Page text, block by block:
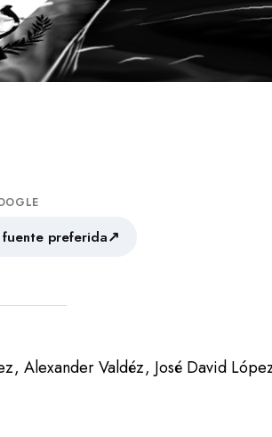
preferida↗
Alexander Valdéz, José David